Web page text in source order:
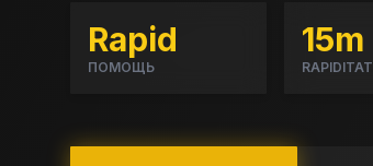
Rapid
ПОМОЩЬ
15m